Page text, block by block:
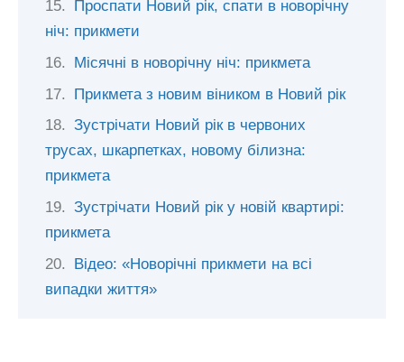
Проспати Новий рік, спати в новорічну
ніч: прикмети
Місячні в новорічну ніч: прикмета
Прикмета з новим віником в Новий рік
Зустрічати Новий рік в червоних
трусах, шкарпетках, новому білизна:
прикмета
Зустрічати Новий рік у новій квартирі:
прикмета
Відео: «Новорічні прикмети на всі
випадки життя»